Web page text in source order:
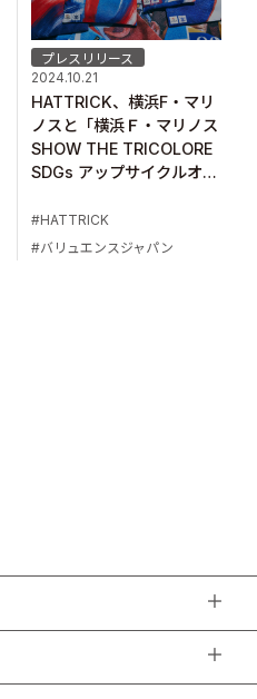
プレスリリース
2024.10.21
HATTRICK、横浜F・マリ
ノスと「横浜Ｆ・マリノス
SHOW THE TRICOLORE
SDGs アップサイクルオー
HATTRICK
バリュエンスジャパン